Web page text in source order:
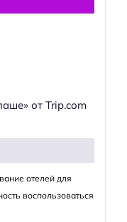
от Trip.com
отелей для
воспользоваться